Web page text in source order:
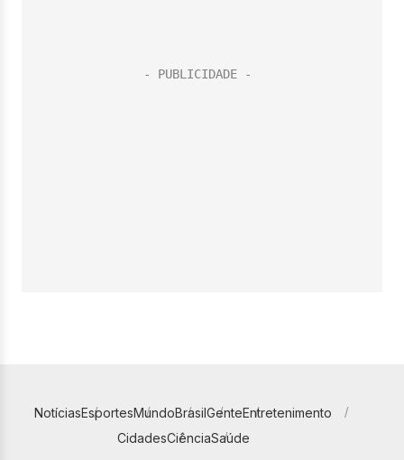
NotíciasEsportesMundoBrasilGenteEntretenimento
CidadesCiênciaSaúde